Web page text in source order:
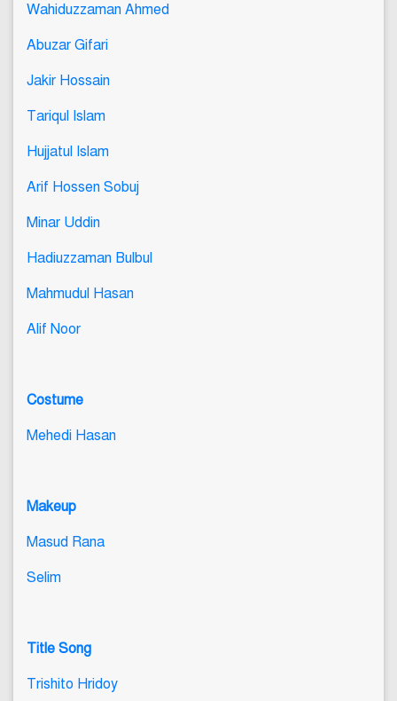
Wahiduzzaman Ahmed
Abuzar Gifari
Jakir Hossain
Tariqul Islam
Hujjatul Islam
Arif Hossen Sobuj
Minar Uddin
Hadiuzzaman Bulbul
Mahmudul Hasan
Alif Noor
Costume
Mehedi Hasan
Makeup
Masud Rana
Selim
Title Song
Trishito Hridoy